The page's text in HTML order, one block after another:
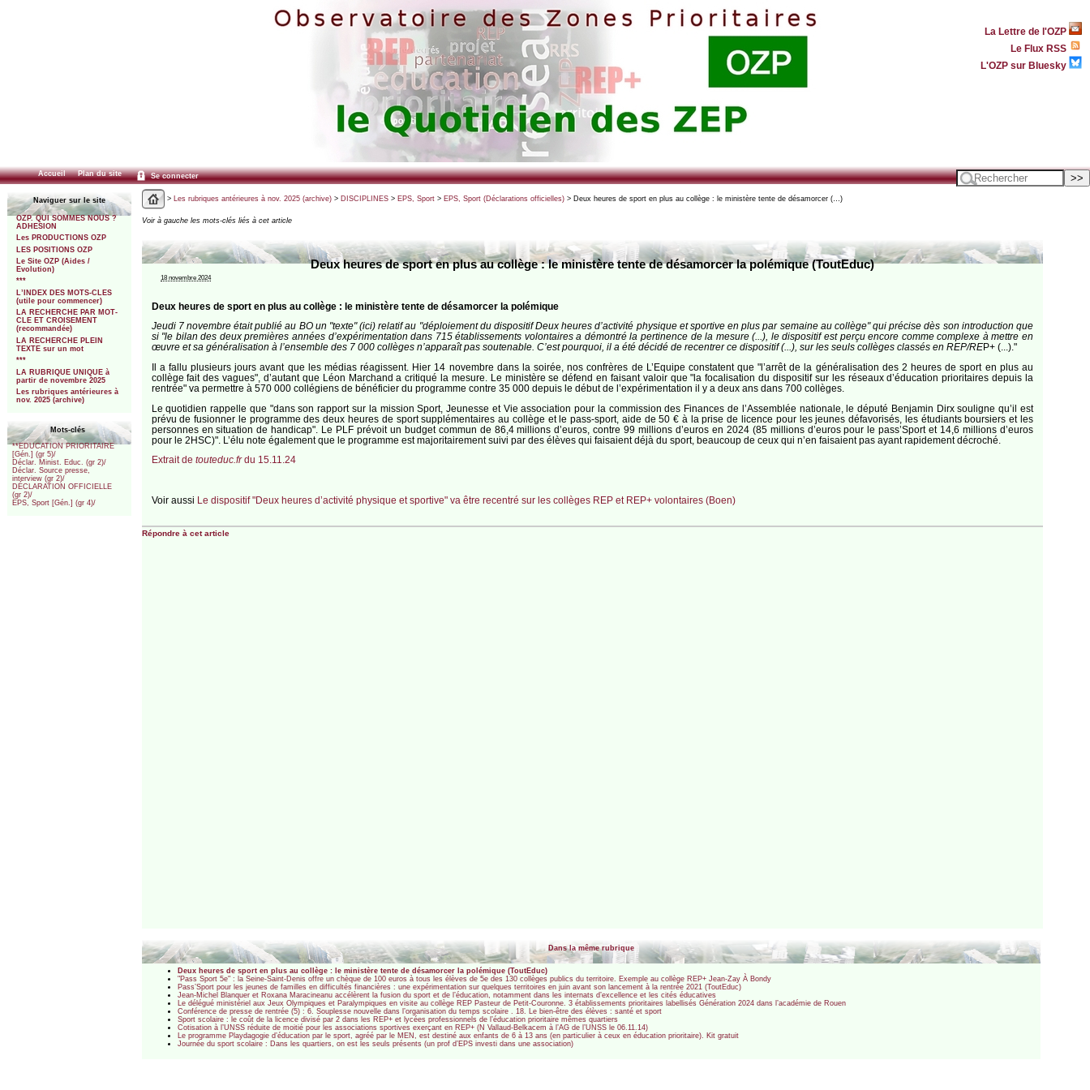
La Lettre de l'OZP
Le Flux RSS
L'OZP sur Bluesky
Accueil Plan du site Se connecter
Naviguer sur le site
OZP. QUI SOMMES NOUS ?
ADHESION
Les PRODUCTIONS OZP
LES POSITIONS OZP
Le Site OZP (Aides /
Evolution)
***
L’INDEX DES MOTS-CLES
(utile pour commencer)
LA RECHERCHE PAR MOT-
CLE ET CROISEMENT
(recommandée)
LA RECHERCHE PLEIN
TEXTE sur un mot
***
LA RUBRIQUE UNIQUE à
partir de novembre 2025
Les rubriques antérieures à
nov. 2025 (archive)
Mots-clés
**EDUCATION PRIORITAIRE
[Gén.] (gr 5)/
Déclar. Minist. Educ. (gr 2)/
Déclar. Source presse,
interview (gr 2)/
DÉCLARATION OFFICIELLE
(gr 2)/
EPS, Sport [Gén.] (gr 4)/
> Les rubriques antérieures à nov. 2025 (archive)> DISCIPLINES> EPS, Sport> EPS, Sport (Déclarations officielles)> Deux heures de sport en plus au collège : le ministère tente de désamorcer (…)
Voir à gauche les mots-clés liés à cet article
Deux heures de sport en plus au collège : le ministère tente de désamorcer la polémique (ToutEduc)
18 novembre 2024
Deux heures de sport en plus au collège : le ministère tente de désamorcer la polémique
Jeudi 7 novembre était publié au BO un "texte" (ici) relatif au "déploiement du dispositif Deux heures d’activité physique et sportive en plus par semaine au collège" qui précise dès son introduction que
si "le bilan des deux premières années d’expérimentation dans 715 établissements volontaires a démontré la pertinence de la mesure (...), le dispositif est perçu encore comme complexe à mettre en
œuvre et sa généralisation à l’ensemble des 7 000 collèges n’apparaît pas soutenable. C’est pourquoi, il a été décidé de recentrer ce dispositif (...), sur les seuls collèges classés en REP/REP+ (...)."
Il a fallu plusieurs jours avant que les médias réagissent. Hier 14 novembre dans la soirée, nos confrères de L’Equipe constatent que "l’arrêt de la généralisation des 2 heures de sport en plus au
collège fait des vagues", d’autant que Léon Marchand a critiqué la mesure. Le ministère se défend en faisant valoir que "la focalisation du dispositif sur les réseaux d’éducation prioritaires depuis la
rentrée" va permettre à 570 000 collégiens de bénéficier du programme contre 35 000 depuis le début de l’expérimentation il y a deux ans dans 700 collèges.
Le quotidien rappelle que "dans son rapport sur la mission Sport, Jeunesse et Vie association pour la commission des Finances de l’Assemblée nationale, le député Benjamin Dirx souligne qu’il est
prévu de fusionner le programme des deux heures de sport supplémentaires au collège et le pass-sport, aide de 50 € à la prise de licence pour les jeunes défavorisés, les étudiants boursiers et les
personnes en situation de handicap". Le PLF prévoit un budget commun de 86,4 millions d’euros, contre 99 millions d’euros en 2024 (85 millions d’euros pour le pass’Sport et 14,6 millions d’euros
pour le 2HSC)". L’élu note également que le programme est majoritairement suivi par des élèves qui faisaient déjà du sport, beaucoup de ceux qui n’en faisaient pas ayant rapidement décroché.
Extrait de touteduc.frdu 15.11.24
Voir aussi Le dispositif "Deux heures d’activité physique et sportive" va être recentré sur les collèges REP et REP+ volontaires (Boen)
Répondre à cet article
Dans la même rubrique
Deux heures de sport en plus au collège : le ministère tente de désamorcer la polémique (ToutEduc)
"Pass Sport 5e" : la Seine-Saint-Denis offre un chèque de 100 euros à tous les élèves de 5e des 130 collèges publics du territoire. Exemple au collège REP+ Jean-Zay À Bondy
Pass’Sport pour les jeunes de familles en difficultés financières : une expérimentation sur quelques territoires en juin avant son lancement à la rentrée 2021 (ToutEduc)
Jean-Michel Blanquer et Roxana Maracineanu accélèrent la fusion du sport et de l’éducation, notamment dans les internats d’excellence et les cités éducatives
Le délégué ministériel aux Jeux Olympiques et Paralympiques en visite au collège REP Pasteur de Petit-Couronne. 3 établissements prioritaires labellisés Génération 2024 dans l’académie de Rouen
Conférence de presse de rentrée (5) : 6. Souplesse nouvelle dans l’organisation du temps scolaire . 18. Le bien-être des élèves : santé et sport
Sport scolaire : le coût de la licence divisé par 2 dans les REP+ et lycées professionnels de l’éducation prioritaire mêmes quartiers
Cotisation à l’UNSS réduite de moitié pour les associations sportives exerçant en REP+ (N Vallaud-Belkacem à l’AG de l’UNSS le 06.11.14)
Le programme Playdagogie d’éducation par le sport, agréé par le MEN, est destiné aux enfants de 6 à 13 ans (en particulier à ceux en éducation prioritaire). Kit gratuit
Journée du sport scolaire : Dans les quartiers, on est les seuls présents (un prof d’EPS investi dans une association)